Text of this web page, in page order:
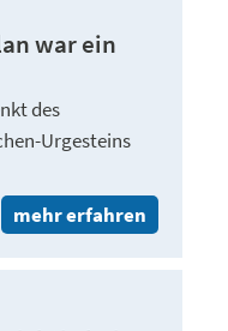
war ein
des
Urgesteins
mehr erfahren